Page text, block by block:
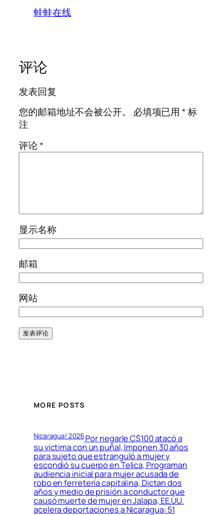
蛙蛙在线
评论
发表回复
您的邮箱地址不会被公开。
必填项已用*标
注
评论*
显示名称
邮箱
网站
MORE POSTS
Nicaragua! 2026Por negarle C$100 atacó a
su víctima con un puñal, Imponen 30 años
para sujeto que estranguló a mujer y
escondió su cuerpo en Telica, Programan
audiencia inicial para mujer acusada de
robo en ferretería capitalina, Dictan dos
años y medio de prisión a conductor que
causó muerte de mujer en Jalapa, EE.UU.
acelera deportaciones a Nicaragua: 51